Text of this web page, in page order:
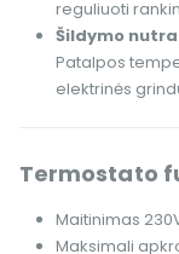
reguliuoti
Šildymo
Patalpos
elektrinės
Termostato
Maitinimas
Maksimali